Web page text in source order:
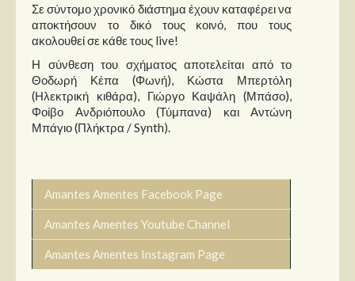
Σε σύντομο χρονικό διάστημα έχουν καταφέρει να
αποκτήσουν το δικό τους κοινό, που τους
ακολουθεί σε κάθε τους live!
Η σύνθεση του σχήματος αποτελείται από το
Θοδωρή Κέπα (Φωνή), Κώστα Μπερτόλη
(Ηλεκτρική κιθάρα), Γιώργο Καψάλη (Μπάσο),
Φοίβο Ανδριόπουλο (Τύμπανα) και Αντώνη
Μπάγιο (Πλήκτρα / Synth).
Amantes Amentes Facebook Page
Amantes Amentes Youtube Channel
Amantes Amentes Instagram Page